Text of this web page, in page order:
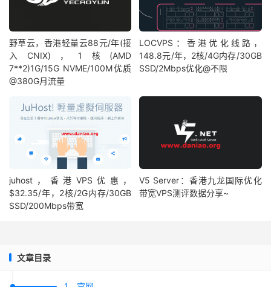
野草云，香港轻量云88元/年(接
入CNIX)，1核(AMD
7**2)1G/15G NVME/100M优质
@380G月流量
LOCVPS：香港优化线路，
148.8元/年，2核/4G内存/30GB
SSD/2Mbps优化@不限
juhost，香港VPS优惠，
$32.35/年，2核/2G内存/30GB
SSD/200Mbps带宽
V5 Server：香港九龙国际优化
带宽VPS测评数据分享~
文章目录